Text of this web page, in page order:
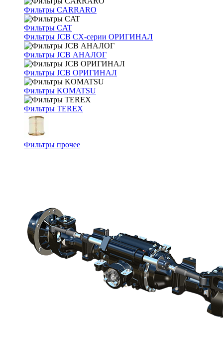
Фильтры CARRARO
Фильтры CAT
Фильтры JCB CX-серии ОРИГИНАЛ
Фильтры JCB АНАЛОГ
Фильтры JCB ОРИГИНАЛ
Фильтры KOMATSU
Фильтры TEREX
Фильтры прочее